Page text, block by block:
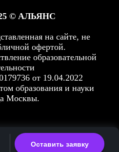
Оставить заявку
© АЛЬЯНС
на сайте, не
офертой.
образовательной
от 19.04.2022
образования и науки
Москвы.